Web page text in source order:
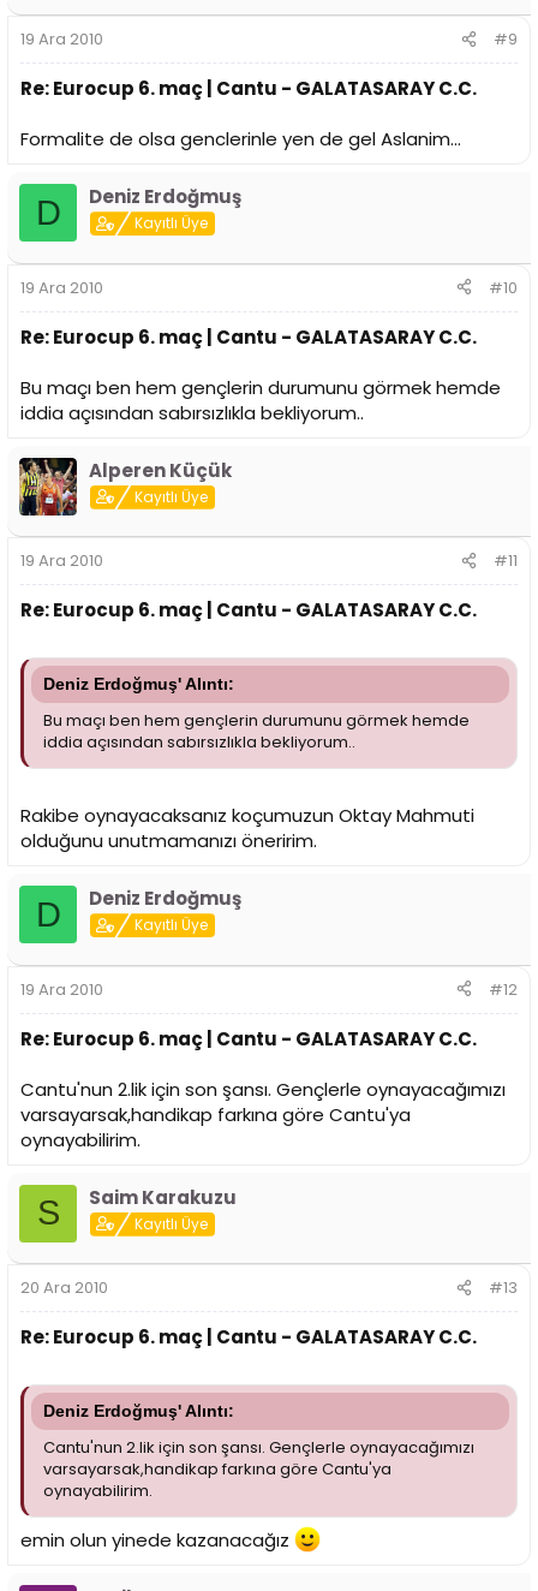
19 Ara 2010 #9
Re: Eurocup 6. maç | Cantu - GALATASARAY C.C.
Formalite de olsa genclerinle yen de gel Aslanim...
D Deniz Erdoğmuş
Kayıtlı Üye
19 Ara 2010 #10
Re: Eurocup 6. maç | Cantu - GALATASARAY C.C.
Bu maçı ben hem gençlerin durumunu görmek hemde
iddia açısından sabırsızlıkla bekliyorum..
Alperen Küçük
Kayıtlı Üye
19 Ara 2010 #11
Re: Eurocup 6. maç | Cantu - GALATASARAY C.C.
Deniz Erdoğmuş' Alıntı:
Bu maçı ben hem gençlerin durumunu görmek hemde
iddia açısından sabırsızlıkla bekliyorum..
Rakibe oynayacaksanız koçumuzun Oktay Mahmuti
olduğunu unutmamanızı öneririm.
D Deniz Erdoğmuş
Kayıtlı Üye
19 Ara 2010 #12
Re: Eurocup 6. maç | Cantu - GALATASARAY C.C.
Cantu'nun 2.lik için son şansı. Gençlerle oynayacağımızı
varsayarsak,handikap farkına göre Cantu'ya
oynayabilirim.
S Saim Karakuzu
Kayıtlı Üye
20 Ara 2010 #13
Re: Eurocup 6. maç | Cantu - GALATASARAY C.C.
Deniz Erdoğmuş' Alıntı:
Cantu'nun 2.lik için son şansı. Gençlerle oynayacağımızı
varsayarsak,handikap farkına göre Cantu'ya
oynayabilirim.
emin olun yinede kazanacağız